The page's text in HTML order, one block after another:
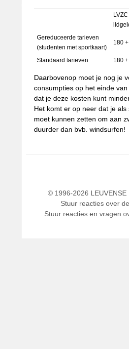
Gereduceerde tarieven
(studenten met sportkaart)
180
Standaard tarieven 180
Daarbovenop moet je nog je
consumpties op het einde
dat je deze kosten kunt
Het komt er op neer dat je
moet kunnen zetten om aan
duurder dan bvb. windsurfen!
© 1996-2026
Stuur reacties over
Stuur reacties en vragen